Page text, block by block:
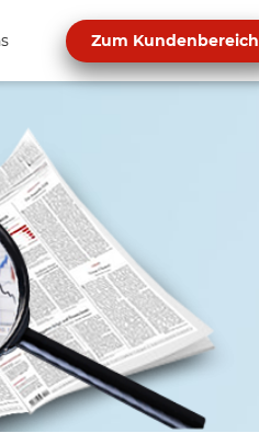
Zum Kundenbereich